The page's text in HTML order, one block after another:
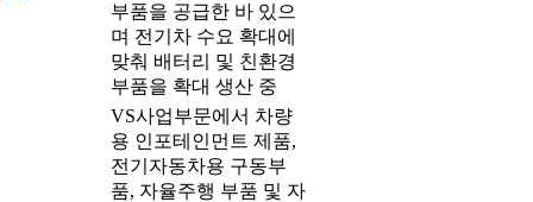
부품을 공급한 바 있으
며 전기차 수요 확대에
맞춰 배터리 및 친환경
부품을 확대 생산 중
VS사업부문에서 차량
용 인포테인먼트 제품,
전기자동차용 구동부
품, 자율주행 부품 및 자